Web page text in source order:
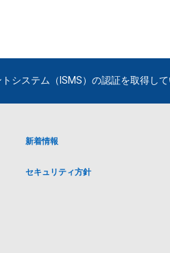
システム（ISMS）の認証を取得して
新着情報
セキュリティ方針